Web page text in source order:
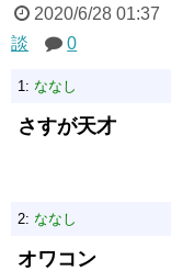
2020/6/28 01:37
談
0
1: ななし
さすが天才
2: ななし
オワコン